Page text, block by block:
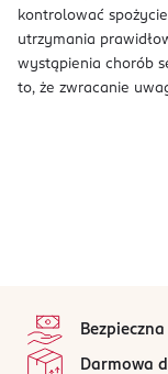
kontrolować
utrzymania
wystąpienia chorób
to, że zwracanie
Darmowa